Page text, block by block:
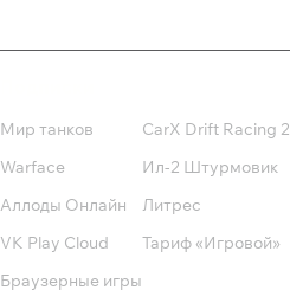
Мир танков
Warface
Аллоды Онлайн
VK Play Cloud
Браузерные игры
CarX Drift Racing 2
Ил-2 Штурмовик
Литрес
Тариф «Игровой»